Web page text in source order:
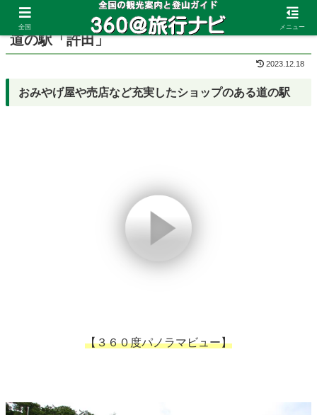
ホーム 沖縄県 恩納村
道の駅「許田」
2023.12.18
おみやげ屋や売店など充実したショップのある道の駅
【３６０度パノラマビュー】
全国 メニュー